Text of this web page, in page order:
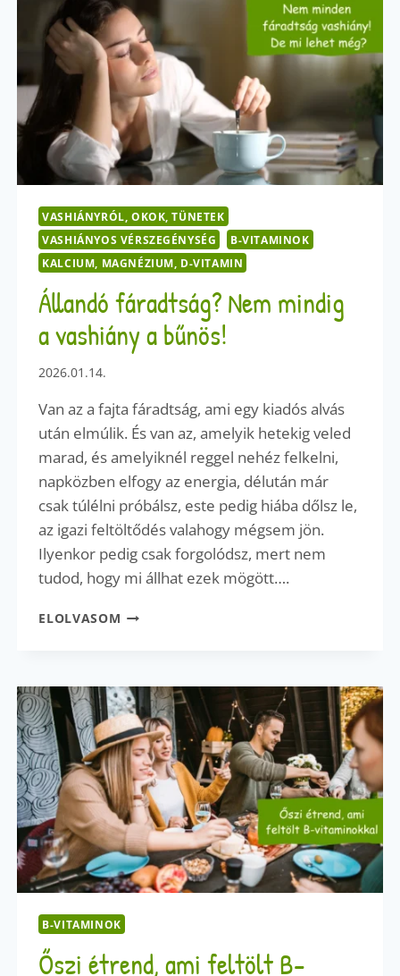
JELEZ!
VASHIÁNYRÓL, OKOK, TÜNETEK
VASHIÁNYOS VÉRSZEGÉNYSÉG
B-VITAMINOK
KALCIUM, MAGNÉZIUM, D-VITAMIN
Állandó fáradtság? Nem mindig
a vashiány a bűnös!
2026.01.14.
Van az a fajta fáradtság, ami egy kiadós alvás
után elmúlik. És van az, amelyik hetekig veled
marad, és amelyiknél reggel nehéz felkelni,
napközben elfogy az energia, délután már
csak túlélni próbálsz, este pedig hiába dőlsz le,
az igazi feltöltődés valahogy mégsem jön.
Ilyenkor pedig csak forgolódsz, mert nem
tudod, hogy mi állhat ezek mögött….
ELOLVASOM ÁLLANDÓ
A
VASHIÁNY
A
BŰNÖS!
B-VITAMINOK
Őszi étrend, ami feltölt B-